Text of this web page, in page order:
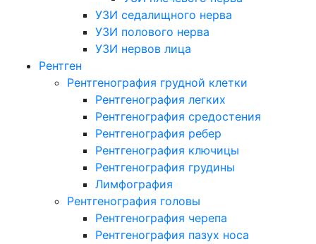
УЗИ седалищного нерва
УЗИ полового нерва
УЗИ нервов лица
Рентген
Рентгенография грудной клетки
Рентгенография легких
Рентгенография средостения
Рентгенография ребер
Рентгенография ключицы
Рентгенография грудины
Лимфография
Рентгенография головы
Рентгенография черепа
Рентгенография пазух носа